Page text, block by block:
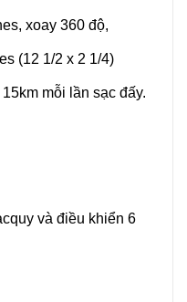
xoay 360 độ,
(12 1/2 x 2 1/4)
mỗi lần sạc đấy.
và điều khiển 6